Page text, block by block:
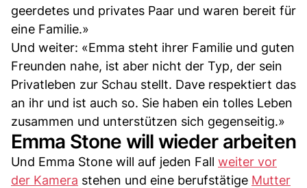
geerdetes und privates Paar und waren bereit für
eine Familie.»
Und weiter: «Emma steht ihrer Familie und guten
Freunden nahe, ist aber nicht der Typ, der sein
Privatleben zur Schau stellt. Dave respektiert das
an ihr und ist auch so. Sie haben ein tolles Leben
zusammen und unterstützen sich gegenseitig.»
Emma Stone will wieder arbeiten
Und Emma Stone will auf jeden Fall weiter vor
der Kamera stehen und eine berufstätige Mutter